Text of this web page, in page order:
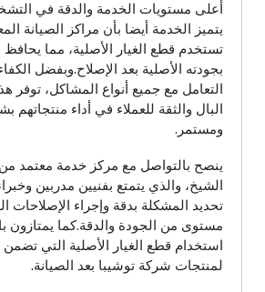
أعلى مستويات الخدمة والدقة في
يتميز الخدمة أيضا بأن مراكز الصيانة
تستخدم قطع الغيار الأصلية، مما يحافظ
بجودته الأصلية بعد الإصلاح.وبفضل
التعامل مع جميع أنواع المشاكل، توفر
البال والثقة للعملاء في أداء منتجاتهم
ومستمر.
ينصح بالتواصل مع مركز خدمة معتمد
الشيخ، والذي يتمتع بفنيين مدربين
تحديد المشكلة بدقة وإجراء الإصلاحات
مستوى من الجودة والدقة.كما يمتازون
استخدام قطع الغيار الأصلية التي تضمن
لمنتجات شركة توشيبا بعد الصيانة.